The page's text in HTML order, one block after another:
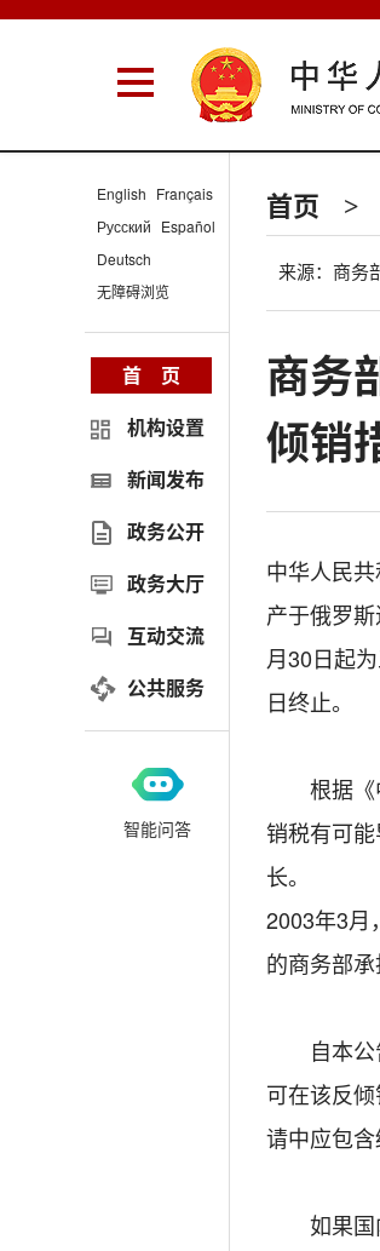
首页 >
来源：商务
商务
倾销
中华人民
产于俄罗
月30日起
日终止。
根据《中
销税有可
长。
2003年3月
的商务部承
自本公告
可在该反
请中应包
如果国内
English Français
Русский Español
Deutsch
无障碍浏览
首 页
机构设置
新闻发布
政务公开
政务大厅
互动交流
公共服务
智能问答